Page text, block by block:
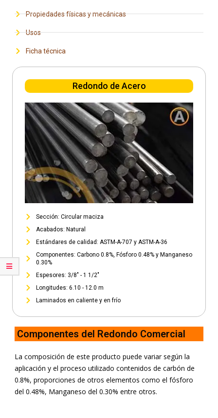
Propiedades físicas y mecánicas
Usos
Ficha técnica
Redondo de Acero
Sección: Circular maciza
Acabados: Natural
Estándares de calidad: ASTM-A-707 y ASTM-A-36
Componentes: Carbono 0.8%, Fósforo 0.48% y Manganeso
0.30%
Espesores: 3/8" - 1 1/2"
Longitudes: 6.10 - 12.0 m
Laminados en caliente y en frío
Componentes del Redondo Comercial
La composición de este producto puede variar según la
aplicación y el proceso utilizado contenidos de carbón de
0.8%, proporciones de otros elementos como el fósforo
del 0.48%, Manganeso del 0.30% entre otros.